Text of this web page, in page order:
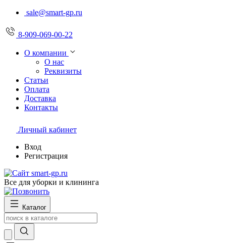
sale@smart-gp.ru
8-909-069-00-22
О компании
О нас
Реквизиты
Статьи
Оплата
Доставка
Контакты
Личный кабинет
Вход
Регистрация
Все для уборки и клининга
Каталог